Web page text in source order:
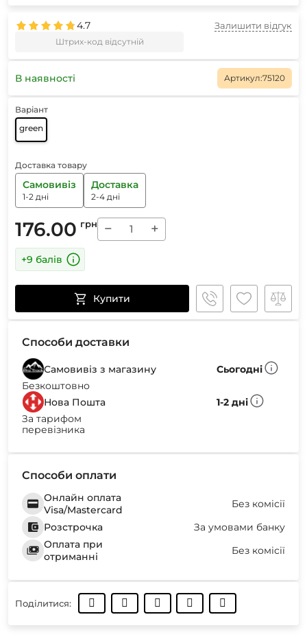
4.7
Штрих-код відсутній
Залишити відгук
В наявності Артикул:75120
Варіант
green
Доставка товару
Самовивіз
1-2 дні
Доставка
2-4 дні
176.00 грн − +
+9 балів
Купити
Способи доставки
Самовивіз з магазину
Сьогодні
Безкоштовно
Нова Пошта
1-2 дні
За тарифом
перевізника
Способи оплати
Онлайн оплата
Visa/Mastercard
Без комісії
Розстрочка
За умовами банку
Оплата при
отриманні
Без комісії
Поділитися: